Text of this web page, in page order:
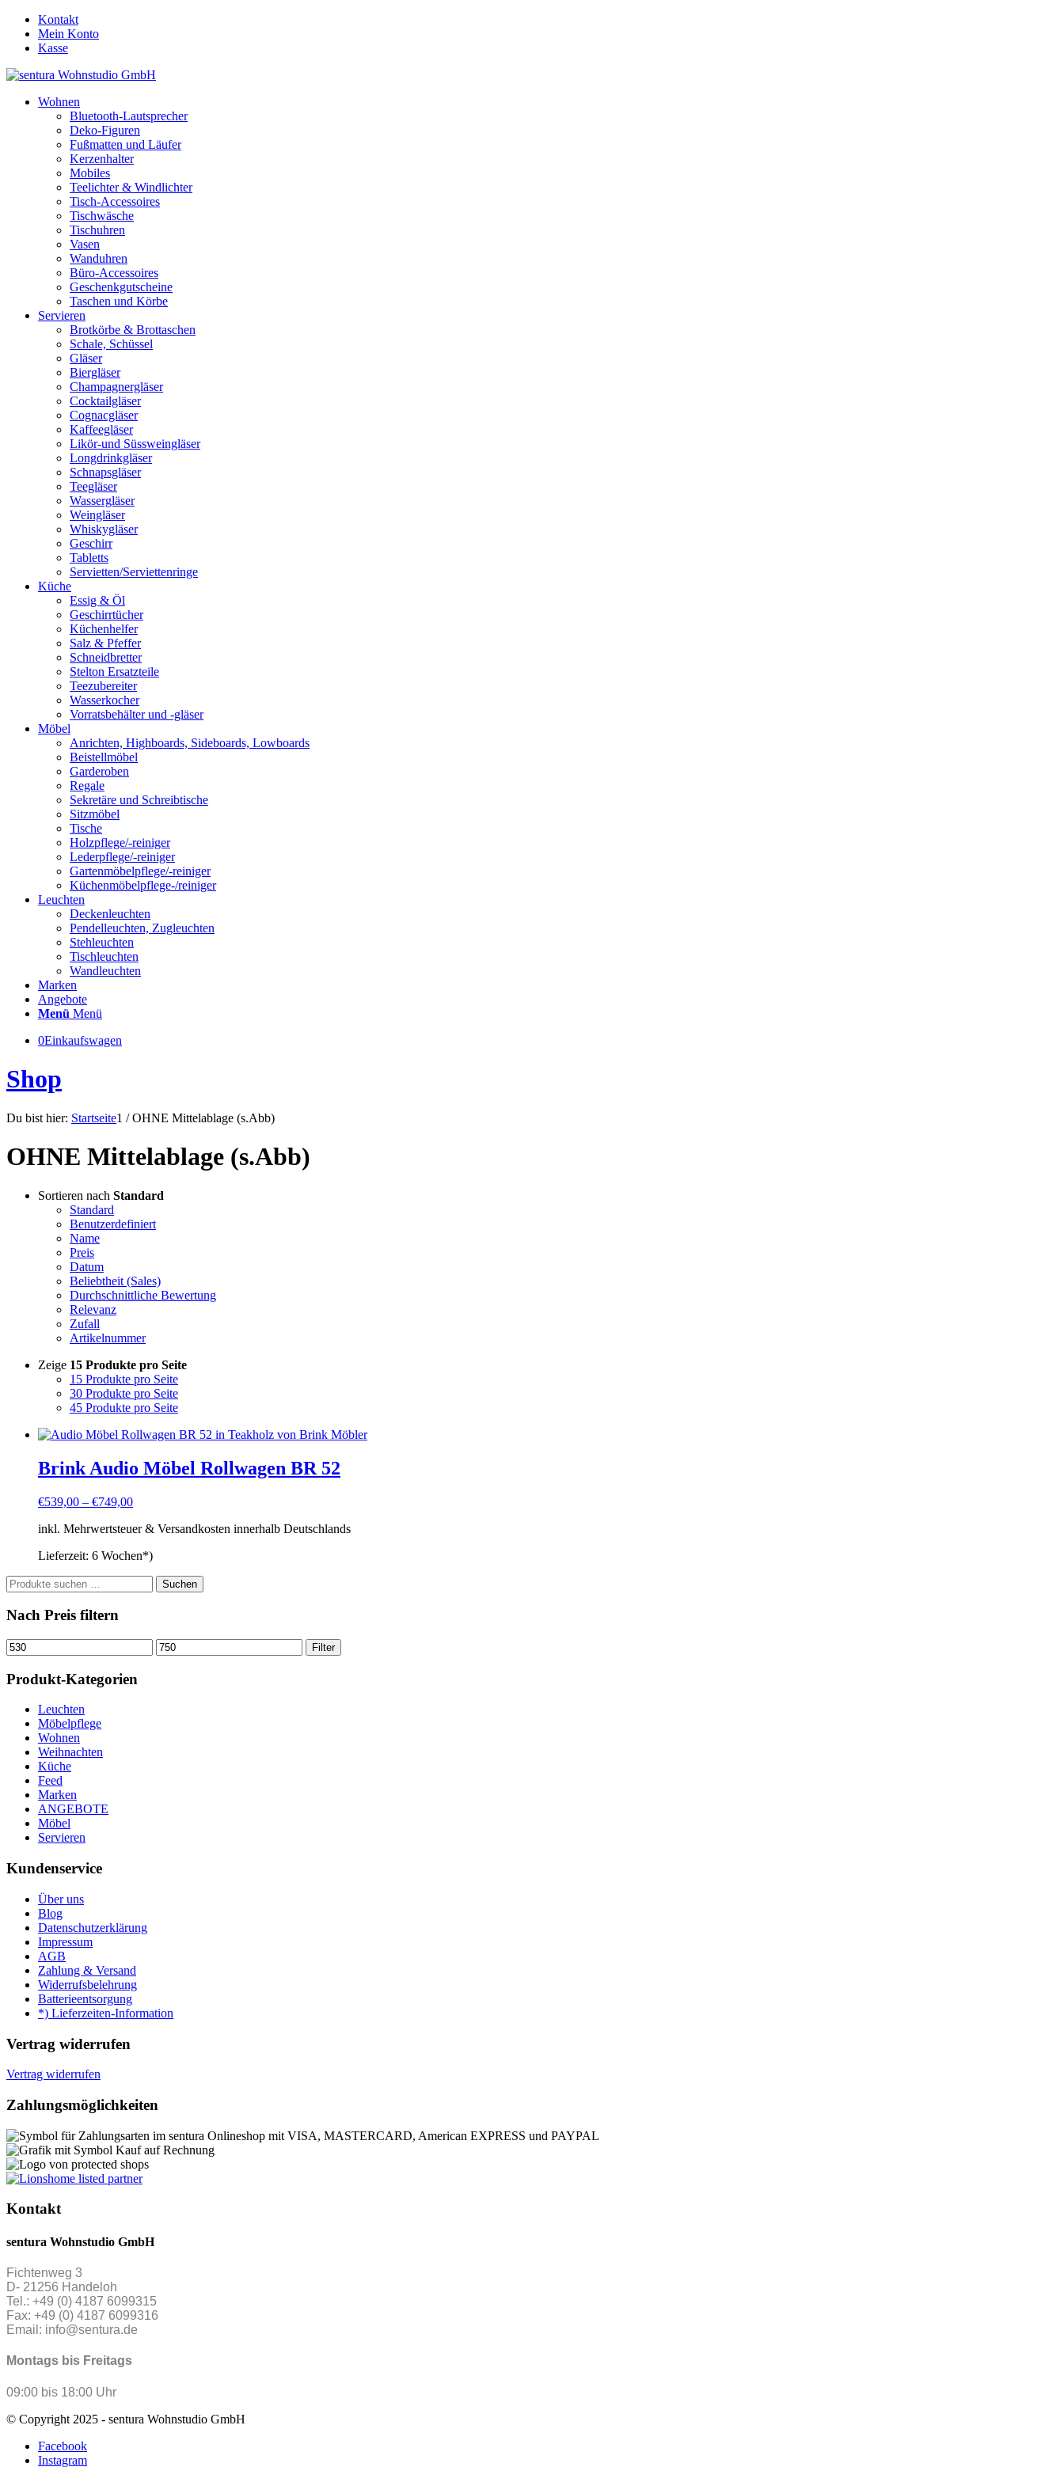
Kontakt
Mein Konto
Kasse
Wohnen
Bluetooth-Lautsprecher
Deko-Figuren
Fußmatten und Läufer
Kerzenhalter
Mobiles
Teelichter & Windlichter
Tisch-Accessoires
Tischwäsche
Tischuhren
Vasen
Wanduhren
Büro-Accessoires
Geschenkgutscheine
Taschen und Körbe
Servieren
Brotkörbe & Brottaschen
Schale, Schüssel
Gläser
Biergläser
Champagnergläser
Cocktailgläser
Cognacgläser
Kaffeegläser
Likör-und Süssweingläser
Longdrinkgläser
Schnapsgläser
Teegläser
Wassergläser
Weingläser
Whiskygläser
Geschirr
Tabletts
Servietten/Serviettenringe
Küche
Essig & Öl
Geschirrtücher
Küchenhelfer
Salz & Pfeffer
Schneidbretter
Stelton Ersatzteile
Teezubereiter
Wasserkocher
Vorratsbehälter und -gläser
Möbel
Anrichten, Highboards, Sideboards, Lowboards
Beistellmöbel
Garderoben
Regale
Sekretäre und Schreibtische
Sitzmöbel
Tische
Holzpflege/-reiniger
Lederpflege/-reiniger
Gartenmöbelpflege/-reiniger
Küchenmöbelpflege-/reiniger
Leuchten
Deckenleuchten
Pendelleuchten, Zugleuchten
Stehleuchten
Tischleuchten
Wandleuchten
Marken
Angebote
Menü Menü
0Einkaufswagen
Shop
Du bist hier: Startseite1 / OHNE Mittelablage (s.Abb)
OHNE Mittelablage (s.Abb)
Sortieren nach Standard
Standard
Benutzerdefiniert
Name
Preis
Datum
Beliebtheit (Sales)
Durchschnittliche Bewertung
Relevanz
Zufall
Artikelnummer
Zeige 15 Produkte pro Seite
15 Produkte pro Seite
30 Produkte pro Seite
45 Produkte pro Seite
Brink Audio Möbel Rollwagen BR 52
€539,00 – €749,00
inkl. Mehrwertsteuer & Versandkosten innerhalb Deutschlands
Lieferzeit: 6 Wochen*)
Suchen
nach:
Suchen
Nach Preis filtern
Min.
Preis
Max.
Preis
Filter
Produkt-Kategorien
Leuchten
Möbelpflege
Wohnen
Weihnachten
Küche
Feed
Marken
ANGEBOTE
Möbel
Servieren
Kundenservice
Über uns
Blog
Datenschutzerklärung
Impressum
AGB
Zahlung & Versand
Widerrufsbelehrung
Batterieentsorgung
*) Lieferzeiten-Information
Vertrag widerrufen
Vertrag widerrufen
Zahlungsmöglichkeiten
Kontakt
sentura Wohnstudio GmbH
Fichtenweg 3
D- 21256 Handeloh
Tel.: +49 (0) 4187 6099315
Fax: +49 (0) 4187 6099316
Email: info@sentura.de
Montags bis Freitags
09:00 bis 18:00 Uhr
© Copyright 2025 - sentura Wohnstudio GmbH
Facebook
Instagram